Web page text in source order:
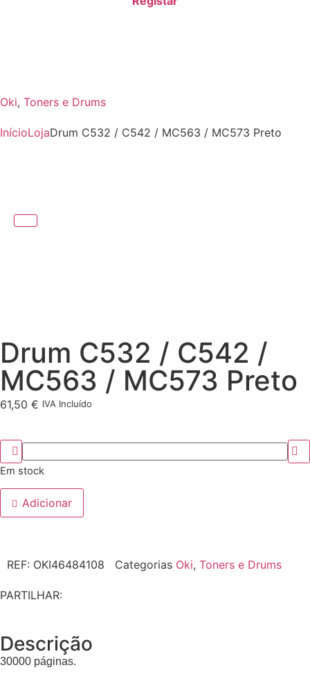
Oki, Toners e Drums
InícioLojaDrum C532 / C542 / MC563 / MC573 Preto
Drum C532 / C542 /
MC563 / MC573 Preto
61,50 € IVA Incluído
Em stock
Adicionar
REF: OKI46484108 Categorias Oki, Toners e Drums
PARTILHAR:
Descrição
30000 páginas.